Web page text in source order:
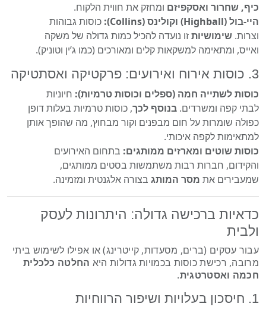
כיף, שחרור ואסקפיזםומחזק את חווית הלקוח.
היי-בול (Highball) וקולינס (Collins):
כוסות גבוהות
וצרות. שימושיותזו נועדה להכיל כמות גדולה של משקה
ואייס, ומתאימה למשקאות קלים ומאורכים (כמו ג’ין וטוניק).
3. כוסות אירוח ואירועים: פרקטיקה ואסתטיקה
כוסות לשתייה חמה (ספלים וכוסות טרמיות):חיוניות
לבתי קפה ומשרדים. בנוסף לכך, כוסות טרמיות בעלות דופן
כפולה שומרות על חום מבפנים וקור מבחוץ, מה שהופך אותן
למתאימות לקפה איכותי.
כוסות שוטים ומארזים ממותגים:בתחום האירועים
והקידום, חברות רבות משתמשות בסטים ממותגים,
שמעבירים את מסר המותגבצורה אלגנטית ומזמינה.
כדאיות ברכישה גדולה: היתרונות לעסק
ולבית
עבור עסקים (ברים, מסעדות, קייטרינג) או אפילו לשימוש ביתי
מרובה, רכישת כוסות בכמויות גדולות היא החלטה כלכלית
חכמה ואסטרטגית.
1. חיסכון בעלויות ושיפור הרווחיות